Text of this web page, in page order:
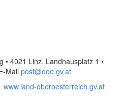
• 4021 Linz, Landhausplatz 1 •
Mail post@ooe.gv.at
www.land-oberoesterreich.gv.at